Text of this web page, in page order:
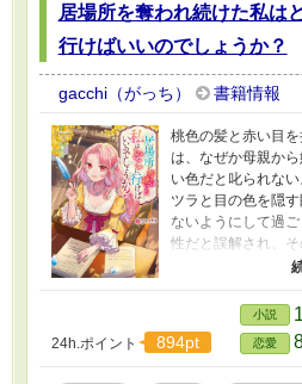
居場所を奪われ続けた私は
行けばいいのでしょうか？
gacchi（がっち） 書籍情報
桃色の髪と赤い目
は、なぜか母親か
い色だと叱られな
ツラと目の色を隠
ないようにして過
性だと誤解され、
れていたが、母親
思っていた。 十歳
い伯爵家を継ぐの
ら言われ、王都で勉
ら必要だと認められ
ための仕事を覚え
24h.ポイント 894pt
小説
恋愛